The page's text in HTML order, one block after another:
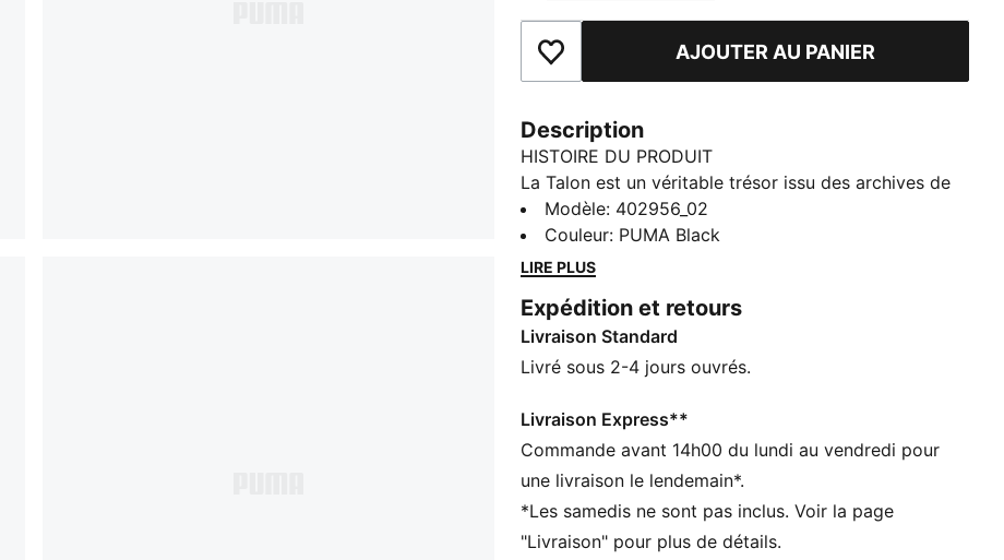
Ajouter aux favorisAJOUTER AU PANIER
Description
HISTOIRE DU PRODUIT
La Talon est un véritable trésor issu des archives de
PUMA. Créée en 2004, elle révèle une silhouette
basse saisissante avec une construction unique d’un
seul tenant. Cette saison, cette icône des
look prêt à conquérir les rues de la ville.
CARACTÉRISTIQUES + AVANTAGES
Produit certifié vegan
Largeur : Régulière
Bout : Arrondi
Fermeture : Fermeture à lacets
Détails brandés PUMA
Modèle: 402956_02
Couleur: PUMA Black
LIRE PLUS
Expédition et retours
Livraison Standard
Livré sous 2-4 jours ouvrés.
Livraison Express**
Commande avant 14h00 du lundi au vendredi pour
une livraison le lendemain*.
*Les samedis ne sont pas inclus. Voir la page
"Livraison" pour plus de détails.